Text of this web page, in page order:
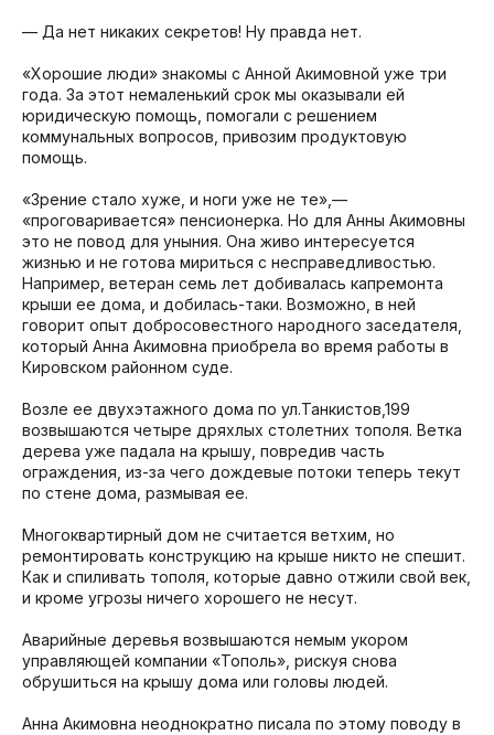
— Да нет никаких секретов! Ну правда нет.
«Хорошие люди» знакомы с Анной Акимовной уже три
года. За этот немаленький срок мы оказывали ей
юридическую помощь, помогали с решением
коммунальных вопросов, привозим продуктовую
помощь.
«Зрение стало хуже, и ноги уже не те»,—
«проговаривается» пенсионерка. Но для Анны Акимовны
это не повод для уныния. Она живо интересуется
жизнью и не готова мириться с несправедливостью.
Например, ветеран семь лет добивалась капремонта
крыши ее дома, и добилась-таки. Возможно, в ней
говорит опыт добросовестного народного заседателя,
который Анна Акимовна приобрела во время работы в
Кировском районном суде.
Возле ее двухэтажного дома по ул.Танкистов,199
возвышаются четыре дряхлых столетних тополя. Ветка
дерева уже падала на крышу, повредив часть
ограждения, из-за чего дождевые потоки теперь текут
по стене дома, размывая ее.
Многоквартирный дом не считается ветхим, но
ремонтировать конструкцию на крыше никто не спешит.
Как и спиливать тополя, которые давно отжили свой век,
и кроме угрозы ничего хорошего не несут.
Аварийные деревья возвышаются немым укором
управляющей компании «Тополь», рискуя снова
обрушиться на крышу дома или головы людей.
Анна Акимовна неоднократно писала по этому поводу в